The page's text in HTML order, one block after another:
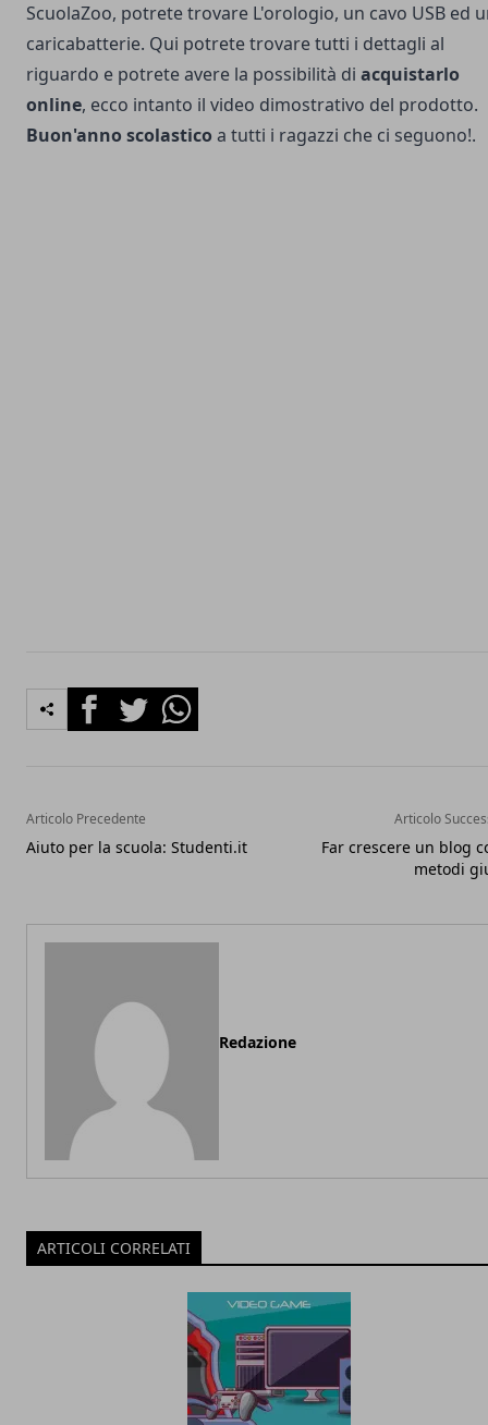
ScuolaZoo, potrete trovare L'orologio, un cavo USB ed
caricabatterie. Qui potrete trovare tutti i dettagli al
riguardo e potrete avere la possibilità di acquistarlo
online, ecco intanto il video dimostrativo del prodotto.
Buon'anno scolastico a tutti i ragazzi che ci seguono!.
FacebookTwitterWhatsapp
Articolo Precedente
Aiuto per la scuola: Studenti.it
Articolo
Far crescere un blog
metodi
Redazione
ARTICOLI CORRELATI